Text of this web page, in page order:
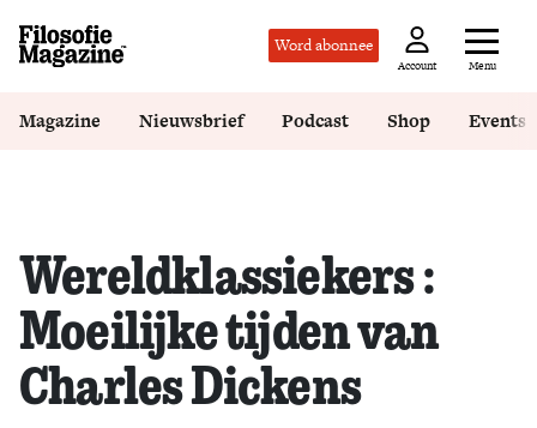
Word abonnee
Account Menu
Magazine Nieuwsbrief Podcast Shop Events
Wereldklassiekers :
Moeilijke tijden van
Charles Dickens